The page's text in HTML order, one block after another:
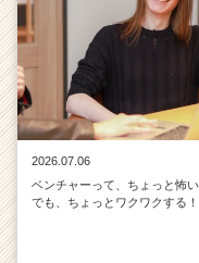
2026.07.06
ベンチャーって、ちょっと怖い
でも、ちょっとワクワクする！